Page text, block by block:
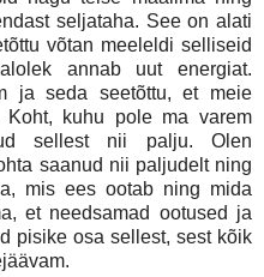
seljataha. See on alati
võtan meeleldi selliseid
annab uut energiat.
ja seda seetõttu, et meie
kuhu pole ma varem
sellest nii palju. Olen
saanud nii paljudelt ning
mis ees ootab ning mida
et needsamad ootused ja
pisike osa sellest, sest kõik